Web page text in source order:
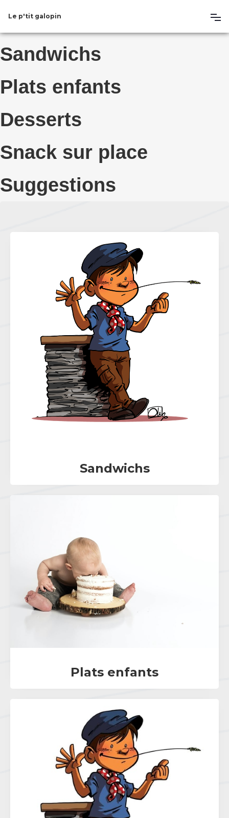
Le p'tit galopin
Sandwichs
Plats enfants
Desserts
Snack sur place
Suggestions
Sandwichs
Plats enfants